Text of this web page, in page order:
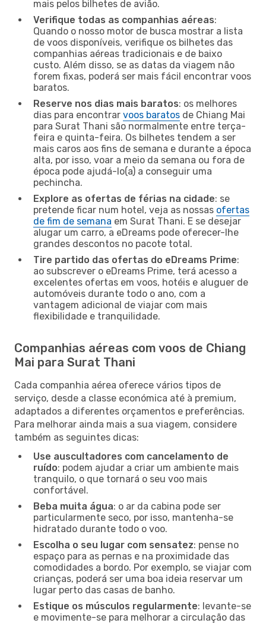
mais pelos bilhetes de avião.
Verifique todas as companhias aéreas:
Quando o nosso motor de busca mostrar a lista
de voos disponíveis, verifique os bilhetes das
companhias aéreas tradicionais e de baixo
custo. Além disso, se as datas da viagem não
forem fixas, poderá ser mais fácil encontrar voos
baratos.
Reserve nos dias mais baratos: os melhores
dias para encontrar voos baratos de Chiang Mai
para Surat Thani são normalmente entre terça-
feira e quinta-feira. Os bilhetes tendem a ser
mais caros aos fins de semana e durante a época
alta, por isso, voar a meio da semana ou fora de
época pode ajudá-lo(a) a conseguir uma
pechincha.
Explore as ofertas de férias na cidade: se
pretende ficar num hotel, veja as nossas ofertas
de fim de semana em Surat Thani. E se desejar
alugar um carro, a eDreams pode oferecer-lhe
grandes descontos no pacote total.
Tire partido das ofertas do eDreams Prime:
ao subscrever o eDreams Prime, terá acesso a
excelentes ofertas em voos, hotéis e aluguer de
automóveis durante todo o ano, com a
vantagem adicional de viajar com mais
flexibilidade e tranquilidade.
Companhias aéreas com voos de Chiang
Mai para Surat Thani
Cada companhia aérea oferece vários tipos de
serviço, desde a classe económica até à premium,
adaptados a diferentes orçamentos e preferências.
Para melhorar ainda mais a sua viagem, considere
também as seguintes dicas:
Use auscultadores com cancelamento de
ruído: podem ajudar a criar um ambiente mais
tranquilo, o que tornará o seu voo mais
confortável.
Beba muita água: o ar da cabina pode ser
particularmente seco, por isso, mantenha-se
hidratado durante todo o voo.
Escolha o seu lugar com sensatez: pense no
espaço para as pernas e na proximidade das
comodidades a bordo. Por exemplo, se viajar com
crianças, poderá ser uma boa ideia reservar um
lugar perto das casas de banho.
Estique os músculos regularmente: levante-se
e movimente-se para melhorar a circulação das